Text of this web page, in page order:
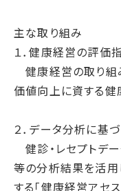
主な取り組み
１．健康経営の評価
健康経営の取り組
価値向上に資する健
２．データ分析に基
健診・レセプトデ
等の分析結果を活用
する「健康経営アセ